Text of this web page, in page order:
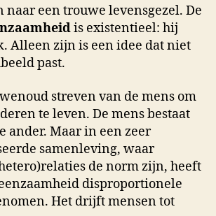
naar een trouwe levensgezel. De
is existentieel: hij
Alleen zijn is een idee dat niet
past.
streven van de mens om
te leven. De mens bestaat
ander. Maar in een zeer
samenleving, waar
de norm zijn, heeft
disproportionele
Het drijft mensen tot